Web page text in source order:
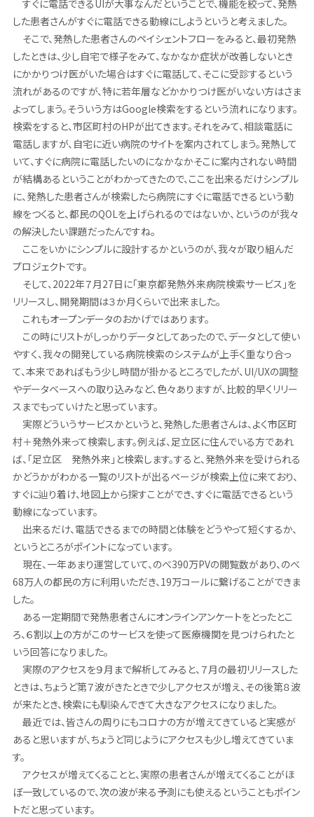
すぐに電話できるUIが大事なんだということで、機能を絞って、発熱
した患者さんがすぐに電話できる動線にしようというと考えました。
そこで、発熱した患者さんのペイシェントフローをみると、最初発熱
したときは、少し自宅で様子をみて、なかなか症状が改善しないとき
にかかりつけ医がいた場合はすぐに電話して、そこに受診するという
流れがあるのですが、特に若年層などかかりつけ医がいない方はさま
よってしまう。そういう方はGoogle検索をするという流れになります。
検索をすると、市区町村のHPが出てきます。それをみて、相談電話に
電話しますが、自宅に近い病院のサイトを案内されてしまう。発熱して
いて、すぐに病院に電話したいのになかなかそこに案内されない時間
が結構あるということがわかってきたので、ここを出来るだけシンプル
に、発熱した患者さんが検索したら病院にすぐに電話できるという動
線をつくると、都民のQOLを上げられるのではないか、というのが我々
の解決したい課題だったんですね。
ここをいかにシンプルに設計するかというのが、我々が取り組んだ
プロジェクトです。
そして、2022年７月27日に「東京都発熱外来病院検索サービス」を
リリースし、開発期間は３か月くらいで出来ました。
これもオープンデータのおかげではあります。
この時にリストがしっかりデータとしてあったので、データとして使い
やすく、我々の開発している病院検索のシステムが上手く重なり合っ
て、本来であればもう少し時間が掛かるところでしたが、UI/UXの調整
やデータベースへの取り込みなど、色々ありますが、比較的早くリリー
スまでもっていけたと思っています。
実際どういうサービスかというと、発熱した患者さんは、よく市区町
村＋発熱外来って検索します。例えば、足立区に住んでいる方であれ
ば、「足立区 発熱外来」と検索します。すると、発熱外来を受けられる
かどうかがわかる一覧のリストが出るページが検索上位に来ており、
すぐに辿り着け、地図上から探すことができ、すぐに電話できるという
動線になっています。
出来るだけ、電話できるまでの時間と体験をどうやって短くするか、
というところがポイントになっています。
現在、一年あまり運営していて、のべ390万PVの閲覧数があり、のべ
68万人の都民の方に利用いただき、19万コールに繋げることができま
した。
ある一定期間で発熱患者さんにオンラインアンケートをとったとこ
ろ、６割以上の方がこのサービスを使って医療機関を見つけられたと
いう回答になりました。
実際のアクセスを９月まで解析してみると、７月の最初リリースした
ときは、ちょうど第７波がきたときで少しアクセスが増え、その後第８波
が来たとき、検索にも馴染んできて大きなアクセスになりました。
最近では、皆さんの周りにもコロナの方が増えてきていると実感が
あると思いますが、ちょうど同じようにアクセスも少し増えてきていま
す。
アクセスが増えてくることと、実際の患者さんが増えてくることがほ
ぼ一致しているので、次の波が来る予測にも使えるということもポイン
トだと思っています。